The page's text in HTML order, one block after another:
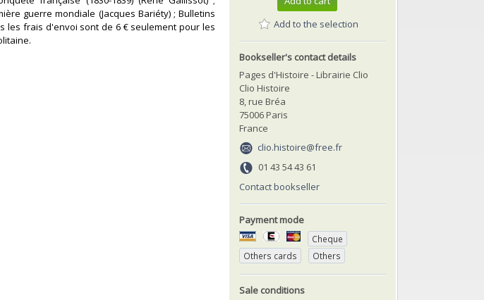
guerre mondiale (Jacques Bariéty) ; Bulletins
les frais d'envoi sont de 6 € seulement pour les
Add to the selection
Bookseller's contact details
Pages d'Histoire - Librairie Clio
Clio Histoire
8, rue Bréa
75006 Paris
France
clio.histoire@free.fr
01 43 54 43 61
Contact bookseller
Payment mode
Cheque
Others cards
Others
Sale conditions